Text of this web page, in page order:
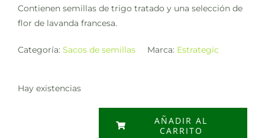
Contienen semillas de trigo tratado y una selección de
flor de lavanda francesa.
Categoría: Sacos de semillas Marca: Estrategic
Hay existencias
AÑADIR AL
CARRITO